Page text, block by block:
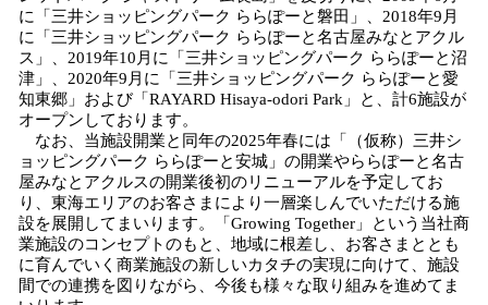
に「三井ショッピングパーク ららぽーと磐田」、2018年9月
に「三井ショッピングパーク ららぽーと名古屋みなとアクル
ス」、2019年10月に「三井ショッピングパーク ららぽーと沼
津」、2020年9月に「三井ショッピングパーク ららぽーと愛
知東郷」および「RAYARD Hisaya-odori Park」と、計6施設が
オープンしております。
なお、当施設開業と同年の2025年春には「（仮称）三井シ
ョッピングパーク ららぽーと安城」の開業やららぽーと名古
屋みなとアクルスの開業後初のリニューアルを予定してお
り、東海エリアのお客さまにより一層楽しんでいただける施
設を展開してまいります。「Growing Together」という当社商
業施設のコンセプトのもと、地域に根差し、お客さまととも
に育んでいく商業施設の新しいカタチの実現に向けて、施設
間での連携を図りながら、今後も様々な取り組みを進めてま